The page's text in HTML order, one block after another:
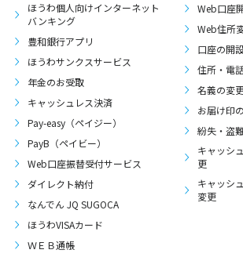
ほうわ個人向けインターネット
バンキング
豊和銀行アプリ
ほうわサンクスサービス
年金のお受取
キャッシュレス決済
Pay-easy（ペイジー）
PayB（ペイビー）
Web口座振替受付サービス
ダイレクト納付
なんでん JQ SUGOCA
ほうわVISAカード
ＷＥＢ通帳
Web口座
Web住所
口座の開
住所・電
名義の変
お届け印
紛失・盗
キャッシ
更
キャッシ
変更